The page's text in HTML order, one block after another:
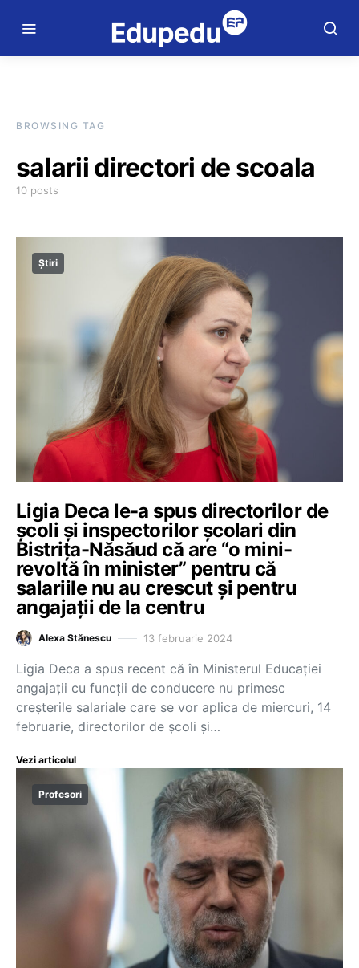
BROWSING TAG
salarii directori de scoala
10 posts
Știri
Ligia Deca le-a spus directorilor de
școli și inspectorilor școlari din
Bistrița-Năsăud că are “o mini-
revoltă în minister” pentru că
salariile nu au crescut și pentru
angajații de la centru
Alexa Stănescu 13 februarie 2024
Ligia Deca a spus recent că în Ministerul Educației
angajații cu funcții de conducere nu primesc
creșterile salariale care se vor aplica de miercuri, 14
februarie, directorilor de școli și…
Vezi articolul
Profesori